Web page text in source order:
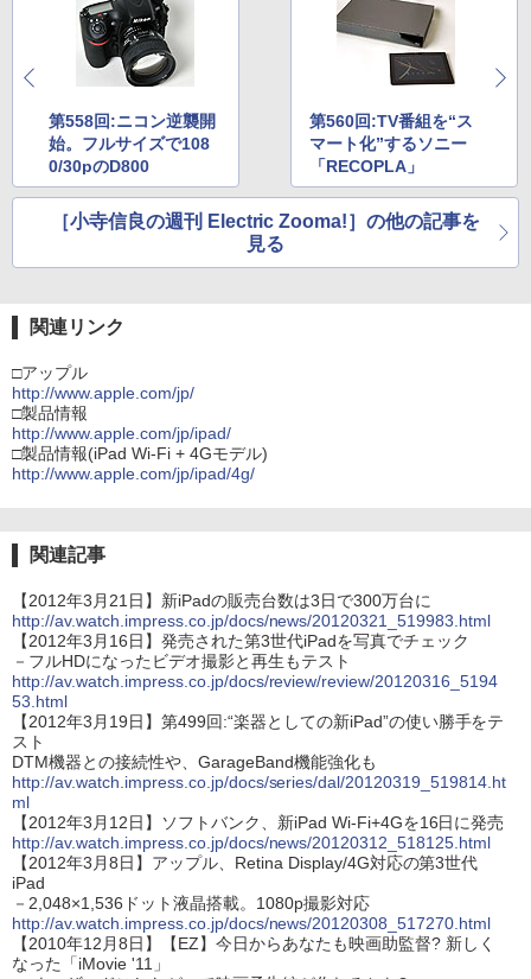
第558回:ニコン逆襲開
始。フルサイズで108
0/30pのD800
第560回:TV番組を“ス
マート化”するソニー
「RECOPLA」
［小寺信良の週刊 Electric Zooma!］の他の記事を
見る
関連リンク
□アップル
http://www.apple.com/jp/
□製品情報
http://www.apple.com/jp/ipad/
□製品情報(iPad Wi-Fi + 4Gモデル)
http://www.apple.com/jp/ipad/4g/
関連記事
【2012年3月21日】新iPadの販売台数は3日で300万台に
http://av.watch.impress.co.jp/docs/news/20120321_519983.html
【2012年3月16日】発売された第3世代iPadを写真でチェック
－フルHDになったビデオ撮影と再生もテスト
http://av.watch.impress.co.jp/docs/review/review/20120316_5194
53.html
【2012年3月19日】第499回:“楽器としての新iPad”の使い勝手をテ
スト
DTM機器との接続性や、GarageBand機能強化も
http://av.watch.impress.co.jp/docs/series/dal/20120319_519814.ht
ml
【2012年3月12日】ソフトバンク、新iPad Wi-Fi+4Gを16日に発売
http://av.watch.impress.co.jp/docs/news/20120312_518125.html
【2012年3月8日】アップル、Retina Display/4G対応の第3世代
iPad
－2,048×1,536ドット液晶搭載。1080p撮影対応
http://av.watch.impress.co.jp/docs/news/20120308_517270.html
【2010年12月8日】【EZ】今日からあなたも映画助監督? 新しく
なった「iMovie '11」